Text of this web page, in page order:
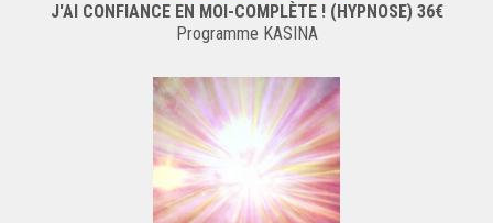
J'AI CONFIANCE EN MOI-COMPLÈTE ! (HYPNOSE) 36€
Programme KASINA